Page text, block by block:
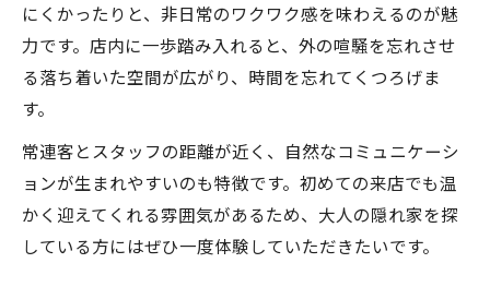
にくかったりと、非日常のワクワク感を味わえるのが魅
力です。店内に一歩踏み入れると、外の喧騒を忘れさせ
る落ち着いた空間が広がり、時間を忘れてくつろげま
す。
常連客とスタッフの距離が近く、自然なコミュニケーシ
ョンが生まれやすいのも特徴です。初めての来店でも温
かく迎えてくれる雰囲気があるため、大人の隠れ家を探
している方にはぜひ一度体験していただきたいです。